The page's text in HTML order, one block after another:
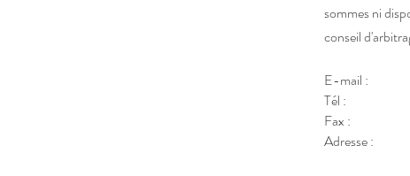
sommes ni
conseil
E-mail :
Tél :
Fax :
Adresse :